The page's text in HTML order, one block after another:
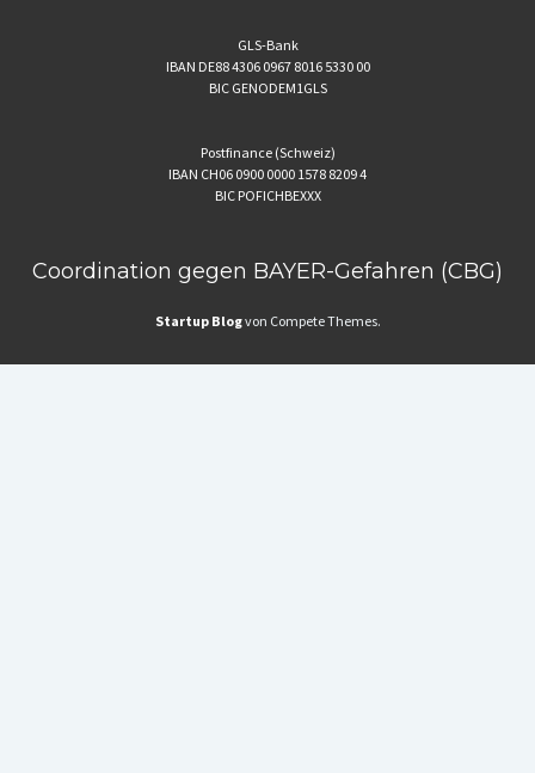
GLS-Bank
IBAN DE88 4306 0967 8016 5330 00
BIC GENODEM1GLS
Postfinance (Schweiz)
IBAN CH06 0900 0000 1578 8209 4
BIC POFICHBEXXX
Coordination gegen BAYER-Gefahren (CBG)
Startup Blogvon Compete Themes.